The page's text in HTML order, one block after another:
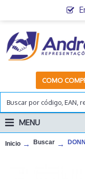
COMO
MENU
Inicio Buscar